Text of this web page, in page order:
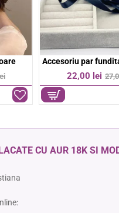
-11% Bratara colorata
9,00 lei
CU AUR 18K SI